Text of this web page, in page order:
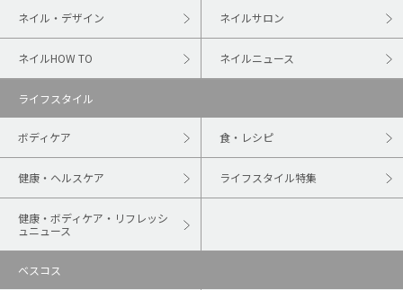
ネイル・デザイン ネイルサロン
ネイルHOW TO ネイルニュース
ライフスタイル
ボディケア 食・レシピ
健康・ヘルスケア ライフスタイル特集
健康・ボディケア・リフレッシ
ュニュース
ベスコス